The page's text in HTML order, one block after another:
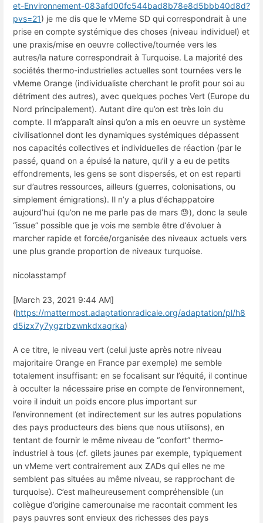
et-Environnement-083afd00fc544bad8b78e8d5bbb40d8d?
pvs=21) je me dis que le vMeme SD qui correspondrait à une
prise en compte systémique des choses (niveau individuel) et
une praxis/mise en oeuvre collective/tournée vers les
autres/la nature correspondrait à Turquoise. La majorité des
sociétés thermo-industrielles actuelles sont tournées vers le
vMeme Orange (individualiste cherchant le profit pour soi au
détriment des autres), avec quelques poches Vert (Europe du
Nord principalement). Autant dire qu’on est très loin du
compte. Il m’apparaît ainsi qu’on a mis en oeuvre un système
civilisationnel dont les dynamiques systémiques dépassent
nos capacités collectives et individuelles de réaction (par le
passé, quand on a épuisé la nature, qu’il y a eu de petits
effondrements, les gens se sont dispersés, et on est reparti
sur d’autres ressources, ailleurs (guerres, colonisations, ou
simplement émigrations). Il n’y a plus d’échappatoire
aujourd’hui (qu’on ne me parle pas de mars 😓), donc la seule
“issue” possible que je vois me semble être d’évoluer à
marcher rapide et forcée/organisée des niveaux actuels vers
une plus grande proportion de niveaux turquoise.
nicolasstampf
[March 23, 2021 9:44 AM]
(https://mattermost.adaptationradicale.org/adaptation/pl/h8
d5izx7y7ygzrbzwnkdxaqrka)
A ce titre, le niveau vert (celui juste après notre niveau
majoritaire Orange en France par exemple) me semble
totalement insuffisant: en se focalisant sur l’équité, il continue
à occulter la nécessaire prise en compte de l’environnement,
voire il induit un poids encore plus important sur
l’environnement (et indirectement sur les autres populations
des pays producteurs des biens que nous utilisons), en
tentant de fournir le même niveau de “confort” thermo-
industriel à tous (cf. gilets jaunes par exemple, typiquement
un vMeme vert contrairement aux ZADs qui elles ne me
semblent pas situées au même niveau, se rapprochant de
turquoise). C’est malheureusement compréhensible (un
collègue d’origine camerounaise me racontait comment les
pays pauvres sont envieux des richesses des pays